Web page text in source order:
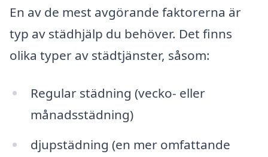
En av de mest avgörande faktorerna är
typ av städhjälp du behöver. Det finns
olika typer av städtjänster, såsom:
Regular städning (vecko- eller
månadsstädning)
djupstädning (en mer omfattande